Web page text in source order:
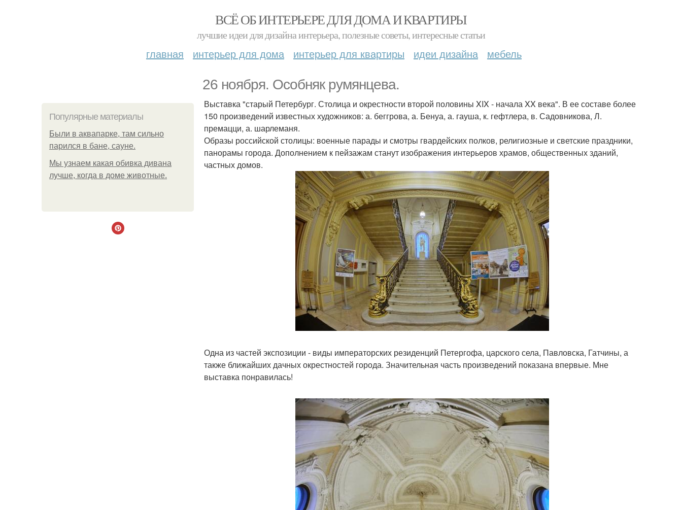
ВСЁ ОБ ИНТЕРЬЕРЕ ДЛЯ ДОМА И КВАРТИРЫ
лучшие идеи для дизайна интерьера, полезные советы, интересные статьи
главная интерьер для дома интерьер для квартиры идеи дизайна мебель
26 ноября. Особняк румянцева.
Популярные материалы
Были в аквапарке, там сильно
парился в бане, сауне.
Мы узнаем какая обивка дивана
лучше, когда в доме животные.
Выставка "старый Петербург. Столица и окрестности второй половины XIX - начала XX века". В ее составе более
150 произведений известных художников: а. беггрова, а. Бенуа, а. гауша, к. гефтлера, в. Садовникова, Л.
премацци, а. шарлеманя.
Образы российской столицы: военные парады и смотры гвардейских полков, религиозные и светские праздники,
панорамы города. Дополнением к пейзажам станут изображения интерьеров храмов, общественных зданий,
частных домов.
Одна из частей экспозиции - виды императорских резиденций Петергофа, царского села, Павловска, Гатчины, а
также ближайших дачных окрестностей города. Значительная часть произведений показана впервые. Мне
выставка понравилась!